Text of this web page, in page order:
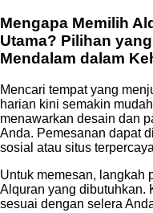
Mengapa Memilih
Utama? Pilihan
Mendalam dalam
Mencari tempat yang
harian kini semakin
menawarkan desain dan
Anda. Pemesanan dapat
sosial atau situs
Untuk memesan, langkah
Alquran yang dibutuhkan.
sesuai dengan selera